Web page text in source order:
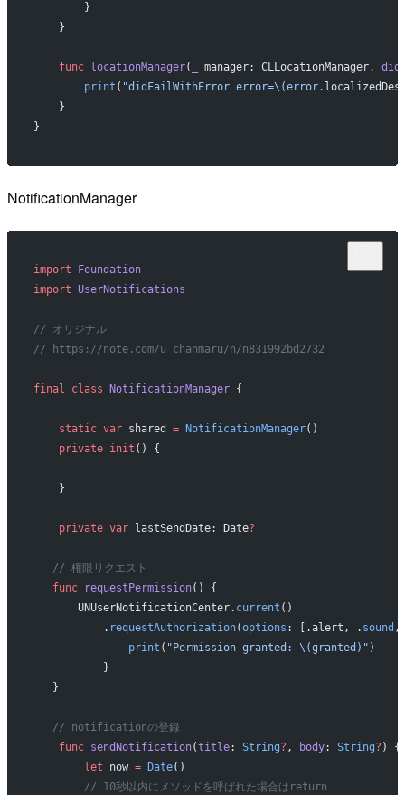
        }
    }
    func
locationManager( manager: CLLocationManager,
        print
( "didFailWithError error=\(error.
    }
}
NotificationManager
import Foundation
import UserNotifications
// オリジナル
// https://note.com/u_chanmaru/n/n831992bd2732
final class NotificationManager {
    static
var shared = NotificationManager()
    private
init () {
    }
    private
var lastSendDate: Date?
   // 権限リクエスト
   func
requestPermission() {
       UNUserNotificationCenter.
current ()
           .
requestAuthorization(options : [.alert, . sound ,
               print
( "Permission granted: \(granted) " )
           }
   }
   // notificationの登録
    func
sendNotification(title: String? , body: String? ) {
        let
now = Date()
        // 10秒以内にメソッドを呼ばれた場合はreturn